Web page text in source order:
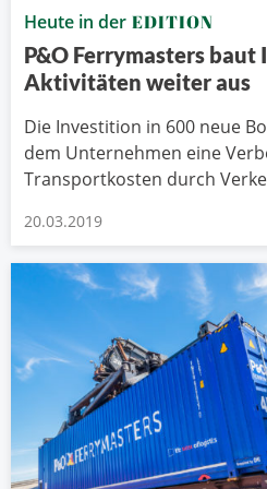
Heute in der EDITION
P&O Ferrymasters
Aktivitäten weiter aus
Die Investition in 600 neue
dem Unternehmen eine
Transportkosten durch
20.03.2019